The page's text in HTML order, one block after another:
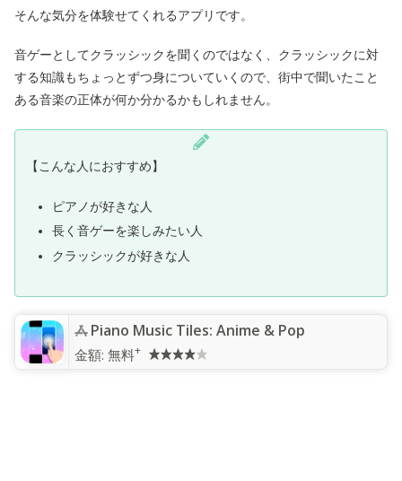
そんな気分を体験せてくれるアプリです。
音ゲーとしてクラッシックを聞くのではなく、クラッシックに対
する知識もちょっとずつ身についていくので、街中で聞いたこと
ある音楽の正体が何か分かるかもしれません。
【こんな人におすすめ】
ピアノが好きな人
長く音ゲーを楽しみたい人
クラッシックが好きな人
Piano Music Tiles: Anime & Pop
金額: 無料+